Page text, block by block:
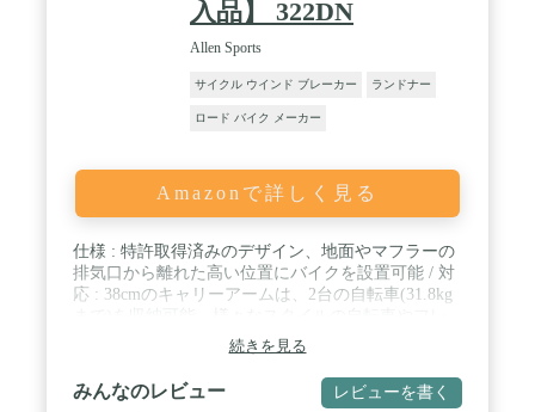
入品】 322DN
Allen Sports
サイクル ウインド ブレーカー ランドナー
ロード バイク メーカー
Amazonで詳しく見る
仕様 : 特許取得済みのデザイン、地面やマフラーの
排気口から離れた高い位置にバイクを設置可能 / 対
応 : 38cmのキャリーアームは、2台の自転車(31.8kg
ームサイズに対応 / タイダウンクレードル : 特許取
得済みの個々のタイダウンクレードルが、自転車を
保護 / 固定方法 : 幅広のボトムフットが、リムでは
なくリアタイヤにかかる荷重を支える構造 / 適合タ
続きを見る
みんなのレビュー レビューを書く